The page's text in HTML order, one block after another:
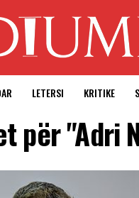
LETERSI KRITIKE
për "Adri